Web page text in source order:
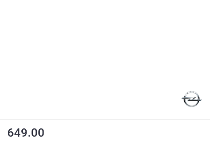
649.00